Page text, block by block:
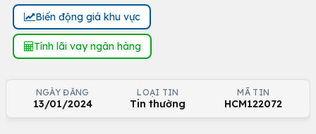
Biến động giá khu vực
Tính lãi vay ngân hàng
NGÀY ĐĂNG
13/01/2024
LOẠI TIN
Tin thường
MÃ TIN
HCM122072